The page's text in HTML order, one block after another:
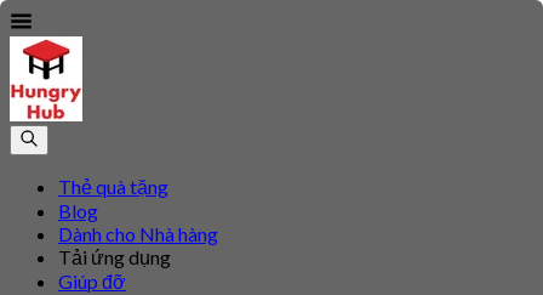
Thẻ quà tặng
Blog
Dành cho Nhà hàng
Tải ứng dụng
Giúp đỡ